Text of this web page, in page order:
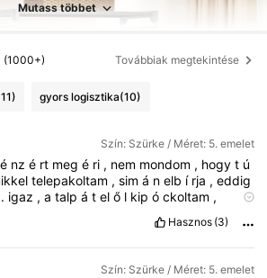
Mutass többet
(1000+) Továbbiak megtekintése
gyors logisztika(10)
Szín: Szürke / Méret: 5. emelet
é nz é rt meg é ri , nem mondom , hogy t ú
telepakoltam ,simá nelb í rja ,eddig
. igaz ,atalpátelő l kipóckoltam ,
szerintemaké
pen
enyhénferde,deáll,nekemtetszik.é
Hasznos (3)
Szín: Szürke / Méret: 5. emelet